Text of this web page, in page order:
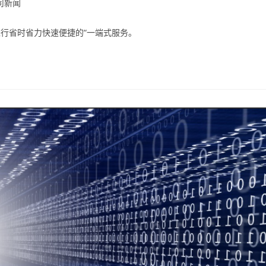
新闻
时省力快速便捷的“一端式服务。